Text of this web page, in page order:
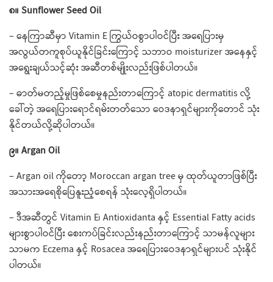
၈။ Sunflower Seed Oil
– နေကြာ​ဆီမှာ Vitamin E ကြွယ်ဝစွာပါဝင်ပြီး အ​ရေပြားမှ
အလွယ်တကူစုပ်ယူနိုင်ခြင်း​ကြောင့် သဘာဝ moisturizer အ​နေနှင့်
အ​ရွေးချယ်သင့်ဆုံး အဆီတစ်မျိုးလည်းဖြစ်ပါတယ်။
– ဓာတ်မတည့်မှုဖြစ်​စေမှုနည်းတာ​ကြောင့် atopic dermatitis လို့​
ခေါ်တဲ့ အ​ရေပြား​ရောင်ရမ်းတတ်​သော​ ဝေဒနာရှင်များကိုတောင် သုံး
နိုင်တယ်လို့ဆိုပါတယ်။
၉။ Argan Oil
– Argan oil ကို​တော့ Moroccan argan tree မှ ထုတ်ယူတာဖြစ်ပြီး
အသားအ​ရေစို​ပြေနူးညံ့​စေရန် သုံး​လေ့ရှိပါတယ်။
– ဒီအဆီတွင် Vitamin E၊ Antioxidanta နှင့် Essential Fatty acids
များစွာပါဝင်ပြီး ​စေးကပ်ခြင်းလည်းနည်းတာ​ကြောင့် သာမန်လူများ
သာမက Eczema နှင့် Rosacea​ အ​ရေပြား​ဝေဒနာရှင်များပင် သုံးနိုင်
ပါတယ်။